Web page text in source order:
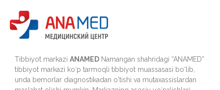
Tibbiyot markazi ANAMED Namangan shahridagi “ANAMED”
tibbiyot markazi ko‘p tarmoqli tibbiyot muassasasi bo‘lib,
unda bemorlar diagnostikadan o‘tishi va mutaxassislardan